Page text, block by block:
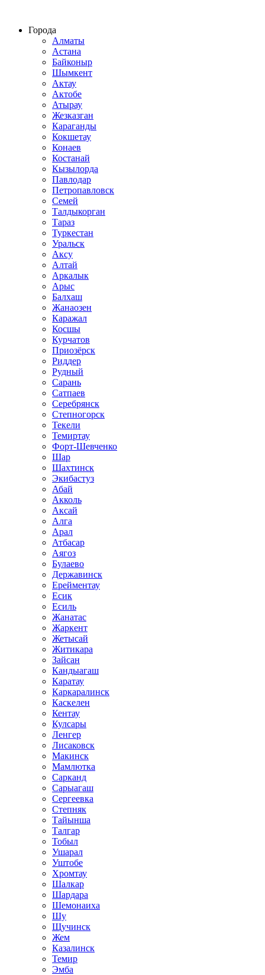
Города
Алматы
Астана
Байконыр
Шымкент
Актау
Актобе
Атырау
Жезказган
Караганды
Кокшетау
Конаев
Костанай
Кызылорда
Павлодар
Петропавловск
Семей
Талдыкорган
Тараз
Туркестан
Уральск
Аксу
Алтай
Аркалык
Арыс
Балхаш
Жанаозен
Каражал
Косшы
Курчатов
Приозёрск
Риддер
Рудный
Сарань
Сатпаев
Серебрянск
Степногорск
Текели
Темиртау
Форт-Шевченко
Шар
Шахтинск
Экибастуз
Абай
Акколь
Аксай
Алга
Арал
Атбасар
Аягоз
Булаево
Державинск
Ерейментау
Есик
Есиль
Жанатас
Жаркент
Жетысай
Житикара
Зайсан
Кандыагаш
Каратау
Каркаралинск
Каскелен
Кентау
Кулсары
Ленгер
Лисаковск
Макинск
Мамлютка
Сарканд
Сарыагаш
Сергеевка
Степняк
Тайынша
Талгар
Тобыл
Ушарал
Уштобе
Хромтау
Шалкар
Шардара
Шемонаиха
Шу
Щучинск
Жем
Казалинск
Темир
Эмба